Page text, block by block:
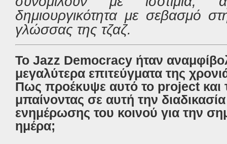
δημιουργικότητα με σεβασμό
γλώσσας της τζαζ.
Το Jazz Democracy ήταν
μεγαλύτερα επιτεύγματα της
Πως προέκυψε αυτό το project και
μπαίνοντας σε αυτή την
ενημέρωσης του κοινού για την
ημέρα;